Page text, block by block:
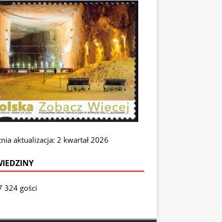
aktualizacja: 2 kwartał 2026
324 gości